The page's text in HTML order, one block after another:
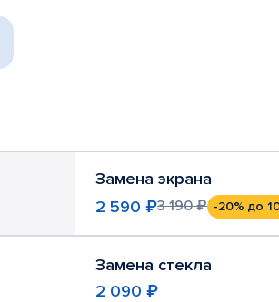
Замена экрана
2 590 ₽3 190 ₽ -20% до
Замена стекла
2 090 ₽